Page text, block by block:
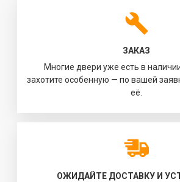
ЗАКАЗ
Многие двери уже есть в
захотите особенную — по вашей
её.
ОЖИДАЙТЕ ДОСТАВКУ И